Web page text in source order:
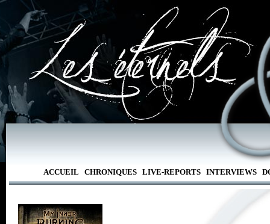
ACCUEIL CHRONIQUES LIVE-REPORTS INTERVIEWS